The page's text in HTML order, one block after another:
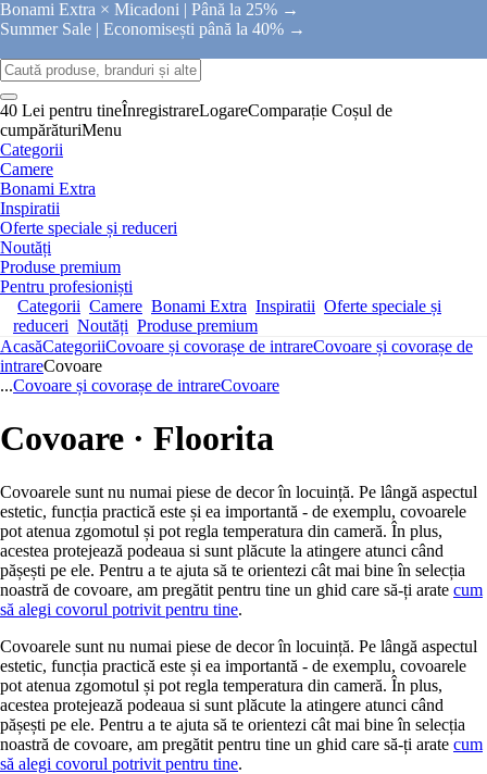
Bonami Extra × Micadoni | Până la 25% →
Summer Sale | Economisești până la 40% →
40 Lei pentru tineÎnregistrareLogareComparație Coșul de
cumpărăturiMenu
Categorii
Camere
Bonami Extra
Inspiratii
Oferte speciale și reduceri
Noutăți
Produse premium
Pentru profesioniști
Categorii Camere Bonami Extra Inspiratii Oferte speciale și
reduceri Noutăți Produse premium
AcasăCategoriiCovoare și covorașe de intrareCovoare și covorașe de
intrareCovoare
...Covoare și covorașe de intrareCovoare
Covoare · Floorita
Covoarele sunt nu numai piese de decor în locuință. Pe lângă aspectul
estetic, funcția practică este și ea importantă - de exemplu, covoarele
pot atenua zgomotul și pot regla temperatura din cameră. În plus,
acestea protejează podeaua si sunt plăcute la atingere atunci când
pășești pe ele. Pentru a te ajuta să te orientezi cât mai bine în selecția
noastră de covoare, am pregătit pentru tine un ghid care să-ți arate cum
să alegi covorul potrivit pentru tine.
Covoarele sunt nu numai piese de decor în locuință. Pe lângă aspectul
estetic, funcția practică este și ea importantă - de exemplu, covoarele
pot atenua zgomotul și pot regla temperatura din cameră. În plus,
acestea protejează podeaua si sunt plăcute la atingere atunci când
pășești pe ele. Pentru a te ajuta să te orientezi cât mai bine în selecția
noastră de covoare, am pregătit pentru tine un ghid care să-ți arate cum
să alegi covorul potrivit pentru tine.